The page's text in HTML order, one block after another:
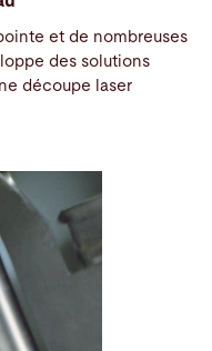
et de nombreuses
des solutions
découpe laser